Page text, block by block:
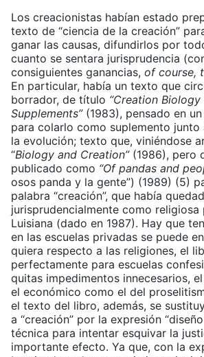
Los creacionistas habían estado
texto de “ciencia de la creación”
ganar las causas, difundirlos por
cuanto se sentara jurisprudencia
consiguientes ganancias, of course,
En particular, había un texto que
borrador, de título “Creation
Supplements” (1983), pensado en
para colarlo como suplemento junto
la evolución; texto que, viniéndose
“Biology and Creation”(1986), pero
publicado como “Of pandas and
osos panda y la gente”) (1989) (5)
palabra “creación”, que había
jurisprudencialmente como
Luisiana (dado en 1987). Hay que
en las escuelas privadas se puede
quiera respecto a las religiones, el
perfectamente para escuelas
quitas impedimentos innecesarios,
el económico como el del
el texto del libro, además, se
a “creación” por la expresión
técnica para intentar esquivar la
importante efecto. Ya que, con la